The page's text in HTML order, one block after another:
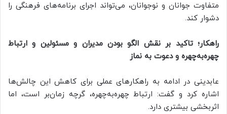
متفاوت جوانان و نوجوانان، می‌تواند اجرای برنامه‌های فرهنگی را
دشوار کند.
راهکار؛ تاکید بر نقش الگو بودن مدیران و مسئولین و ارتباط
چهره‌به‌چهره و دعوت به نماز
عابدینی در ادامه به راهکارهای عملی برای کاهش این چالش‌ها
اشاره کرد و گفت: ارتباط چهره‌به‌چهره، گرچه زمان‌بر است، اما
اثربخشی بیشتری دارد.